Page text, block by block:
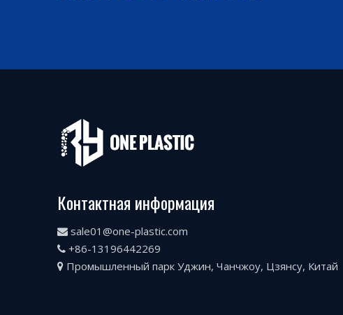
Контактная информация
 sale01@one-plastic.com
 +86-13196442269
 Промышленный парк Уджин, Чанчжоу, Цзянсу, Китай